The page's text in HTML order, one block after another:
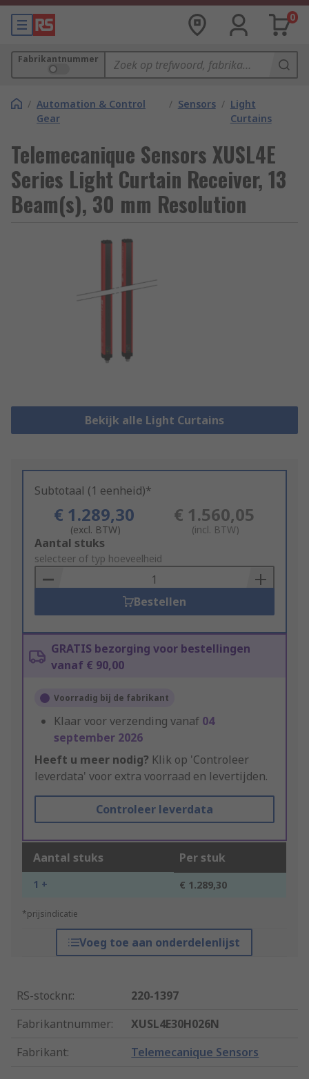
0
Fabrikantnummer
/ Automation & Control
Gear
/ Sensors / Light
Curtains
Telemecanique Sensors XUSL4E
Series Light Curtain Receiver, 13
Beam(s), 30 mm Resolution
Bekijk alle Light Curtains
Subtotaal (1 eenheid)*
€ 1.289,30
(excl. BTW)
€ 1.560,05
(incl. BTW)
Add
to
Basket
Aantal stuks
selecteer of typ hoeveelheid
Bestellen
GRATIS bezorging voor bestellingen
vanaf € 90,00
Voorradig bij de fabrikant
Klaar voor verzending vanaf 04
september 2026
Heeft u meer nodig? Klik op 'Controleer
leverdata' voor extra voorraad en levertijden.
Controleer leverdata
Aantal stuks Per stuk
1 + € 1.289,30
*prijsindicatie
Voeg toe aan onderdelenlijst
RS-stocknr.:
220-1397
Fabrikantnummer:
XUSL4E30H026N
Fabrikant: Telemecanique Sensors